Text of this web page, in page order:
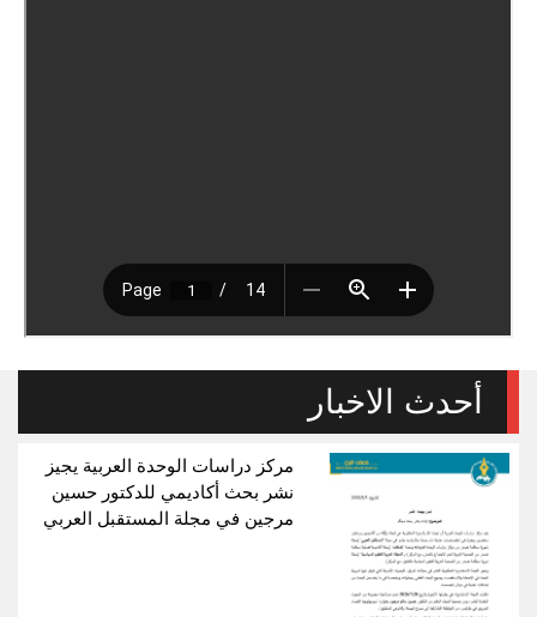
أحدث الاخبار
مركز دراسات الوحدة العربية يجيز
نشر بحث أكاديمي للدكتور حسين
مرجين في مجلة المستقبل العربي